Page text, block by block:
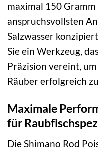
maximal 150
anspruchsvollsten
Salzwasser
Sie ein Werkzeug,
Präzision vereint,
Räuber erfolgreich
Maximale
für
Die Shimano Rod